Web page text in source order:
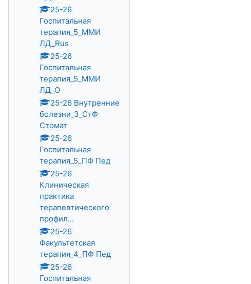
25-26
Госпитальная
терапия_5_ММИ
ЛД_Rus
25-26
Госпитальная
терапия_5_ММИ
ЛД_О
25-26 Внутренние
болезни_3_СтФ
Стомат
25-26
Госпитальная
терапия_5_ПФ Пед
25-26
Клиническая
практика
терапевтического
профил...
25-26
Факультетская
терапия_4_ПФ Пед
25-26
Госпитальная